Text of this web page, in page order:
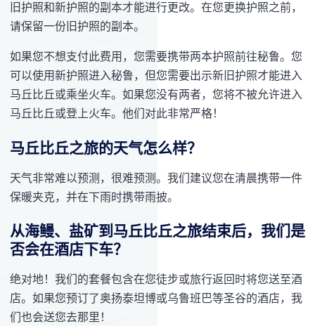
旧护照和新护照的副本才能进行更改。在您更换护照之前，
请保留一份旧护照的副本。
如果您不想支付此费用，您需要携带两本护照前往秘鲁。您
可以使用新护照进入秘鲁，但您需要出示新旧护照才能进入
马丘比丘或乘坐火车。如果您没有两者，您将不被允许进入
马丘比丘或登上火车。他们对此非常严格！
马丘比丘之旅的天气怎么样？
天气非常难以预测，很难预测。我们建议您在清晨携带一件
保暖夹克，并在下雨时携带雨披。
从海鳗、盐矿到马丘比丘之旅结束后，我们是
否会在酒店下车？
绝对地！我们的套餐包含在您徒步或旅行返回时将您送至酒
店。如果您预订了奥扬泰坦博或乌鲁班巴等圣谷的酒店，我
们也会送您去那里！